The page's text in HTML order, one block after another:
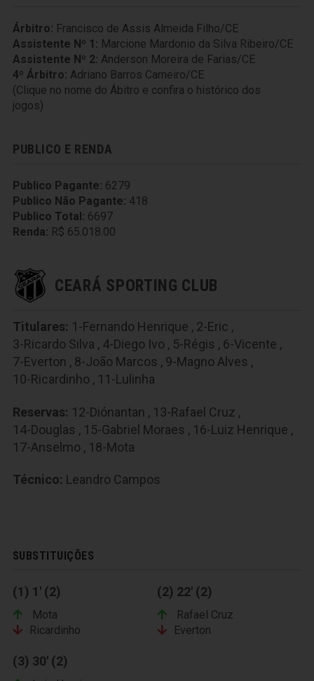
Árbitro: Francisco de Assis Almeida Filho/CE
Assistente Nº 1: Marcione Mardonio da Silva Ribeiro/CE
Assistente Nº 2: Anderson Moreira de Farias/CE
4º Árbitro: Adriano Barros Carneiro/CE
(Clique no nome do Ábitro e confira o histórico dos
jogos)
PUBLICO E RENDA
Publico Pagante: 6279
Publico Não Pagante: 418
Publico Total: 6697
Renda: R$ 65.018.00
CEARÁ SPORTING CLUB
Titulares: 1-Fernando Henrique , 2-Eric ,
3-Ricardo Silva , 4-Diego Ivo , 5-Régis , 6-Vicente ,
7-Everton , 8-João Marcos , 9-Magno Alves ,
10-Ricardinho , 11-Lulinha
Reservas: 12-Diónantan , 13-Rafael Cruz ,
14-Douglas , 15-Gabriel Moraes , 16-Luiz Henrique ,
17-Anselmo , 18-Mota
Técnico: Leandro Campos
SUBSTITUIÇÕES
(1) 1' (2)
Mota
Ricardinho
(2) 22' (2)
Rafael Cruz
Everton
(3) 30' (2)